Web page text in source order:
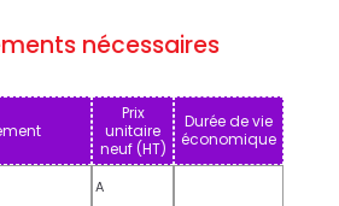
nécessaires
Prix
unitaire
neuf (HT)
Durée de vie
économique
A